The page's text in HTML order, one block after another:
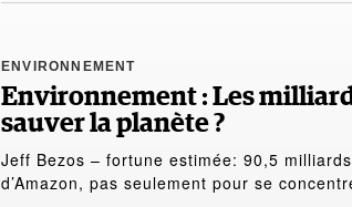
ENVIRONNEMENT
Environnement : Les
sauver la planète ?
Jeff Bezos – fortune estimée: 90,5
d’Amazon, pas seulement pour se